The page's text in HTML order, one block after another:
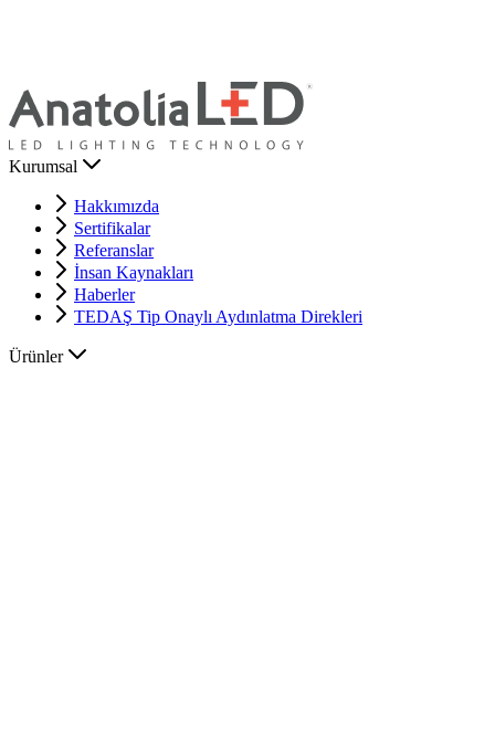
Kurumsal
Hakkımızda
Sertifikalar
Referanslar
İnsan Kaynakları
Haberler
TEDAŞ Tip Onaylı Aydınlatma Direkleri
Ürünler